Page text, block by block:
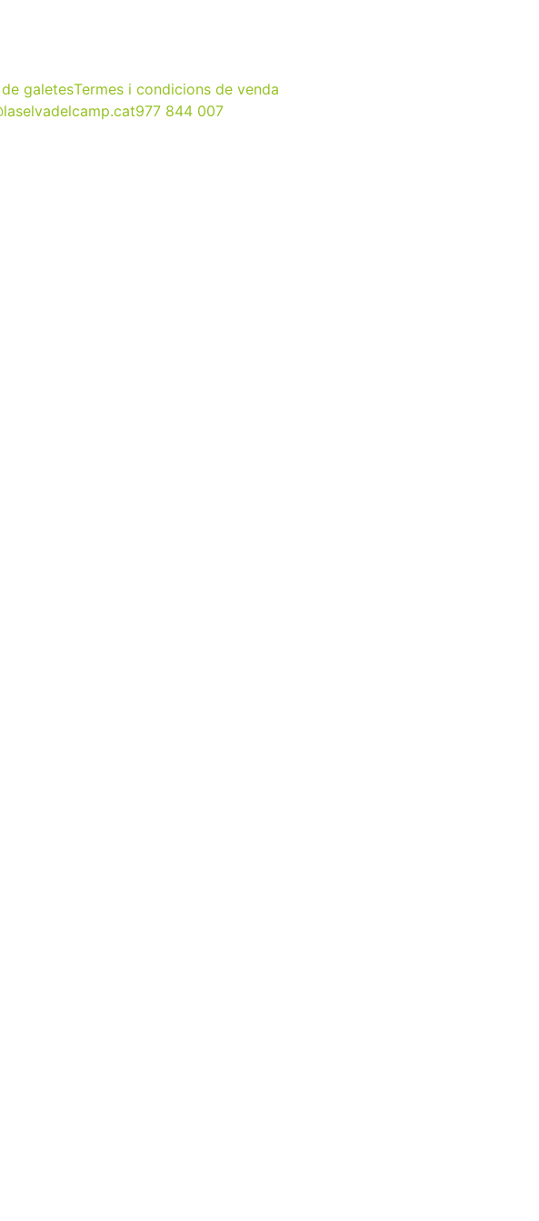
galetesTermes i condicions de venda
977 844 007